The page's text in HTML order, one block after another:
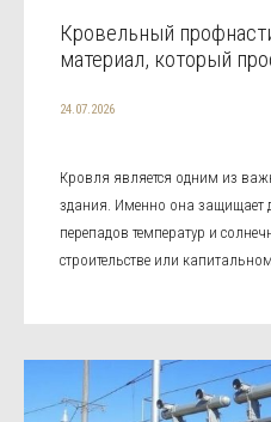
Кровельный
материал, который
24.07.2026
Кровля является одним из
здания. Именно она защищает
перепадов температур и
строительстве или